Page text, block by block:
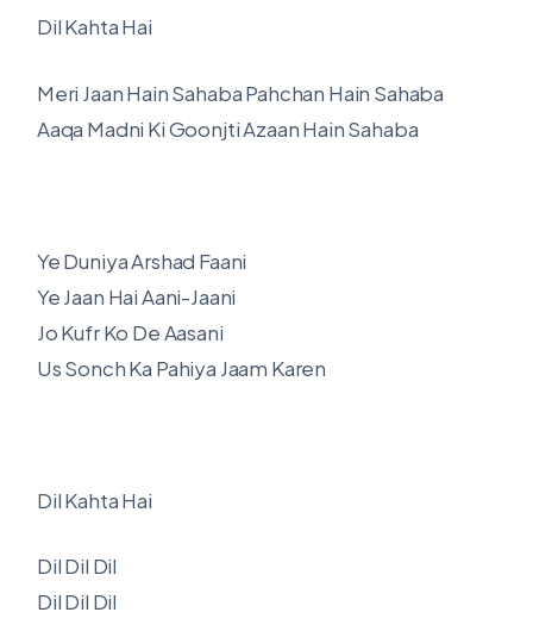
Dil Kahta Hai
Meri Jaan Hain Sahaba Pahchan Hain Sahaba
Aaqa Madni Ki Goonjti Azaan Hain Sahaba
Ye Duniya Arshad Faani
Ye Jaan Hai Aani-Jaani
Jo Kufr Ko De Aasani
Us Sonch Ka Pahiya Jaam Karen
Dil Kahta Hai
Dil Dil Dil
Dil Dil Dil